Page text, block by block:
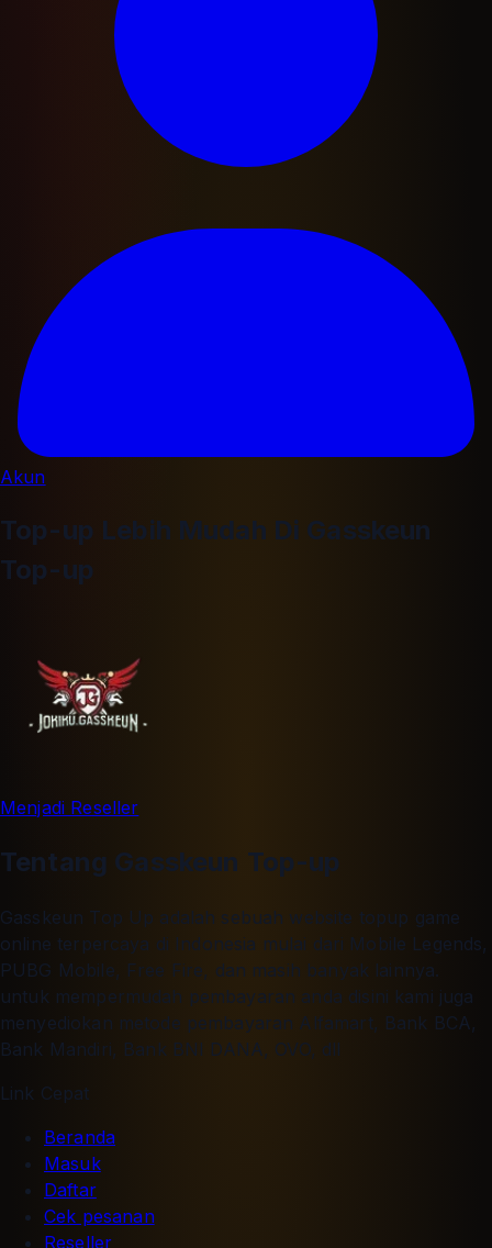
Akun
Top-up Lebih Mudah Di Gasskeun
Top-up
Menjadi Reseller
Tentang Gasskeun Top-up
Gasskeun Top Up adalah sebuah website topup game
online terpercaya di Indonesia mulai dari Mobile Legends,
PUBG Mobile, Free Fire, dan masih banyak lainnya.
untuk mempermudah pembayaran anda disini kami juga
menyediokan metode pembayaran Alfamart, Bank BCA,
Bank Mandiri, Bank BNI DANA, OVO, dll
Link Cepat
Beranda
Masuk
Daftar
Cek pesanan
Reseller